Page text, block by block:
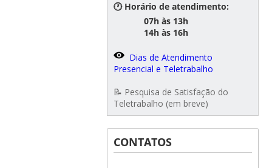
🕐 Horário de atendimento:
07h às 13h
14h às 16h
Dias de Atendimento
Presencial e Teletrabalho
📝 Pesquisa de Satisfação do
Teletrabalho (em breve)
CONTATOS